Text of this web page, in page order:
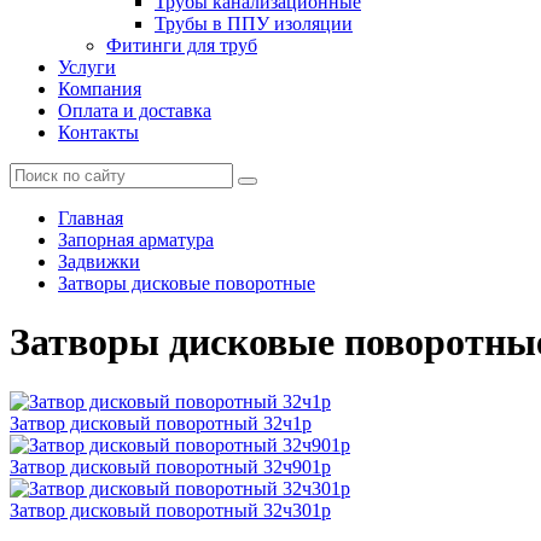
Трубы в ППУ изоляции
Фитинги для труб
Услуги
Компания
Оплата и доставка
Контакты
Главная
Запорная арматура
Задвижки
Затворы дисковые поворотные
Затворы дисковые
Затвор дисковый поворотный 32ч1р
Затвор дисковый поворотный 32ч901р
Затвор дисковый поворотный 32ч301р